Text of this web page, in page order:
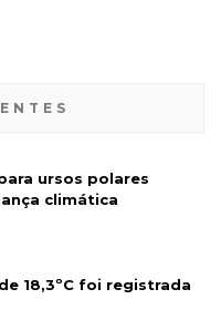
ursos polares
climática
18,3ºC foi registrada